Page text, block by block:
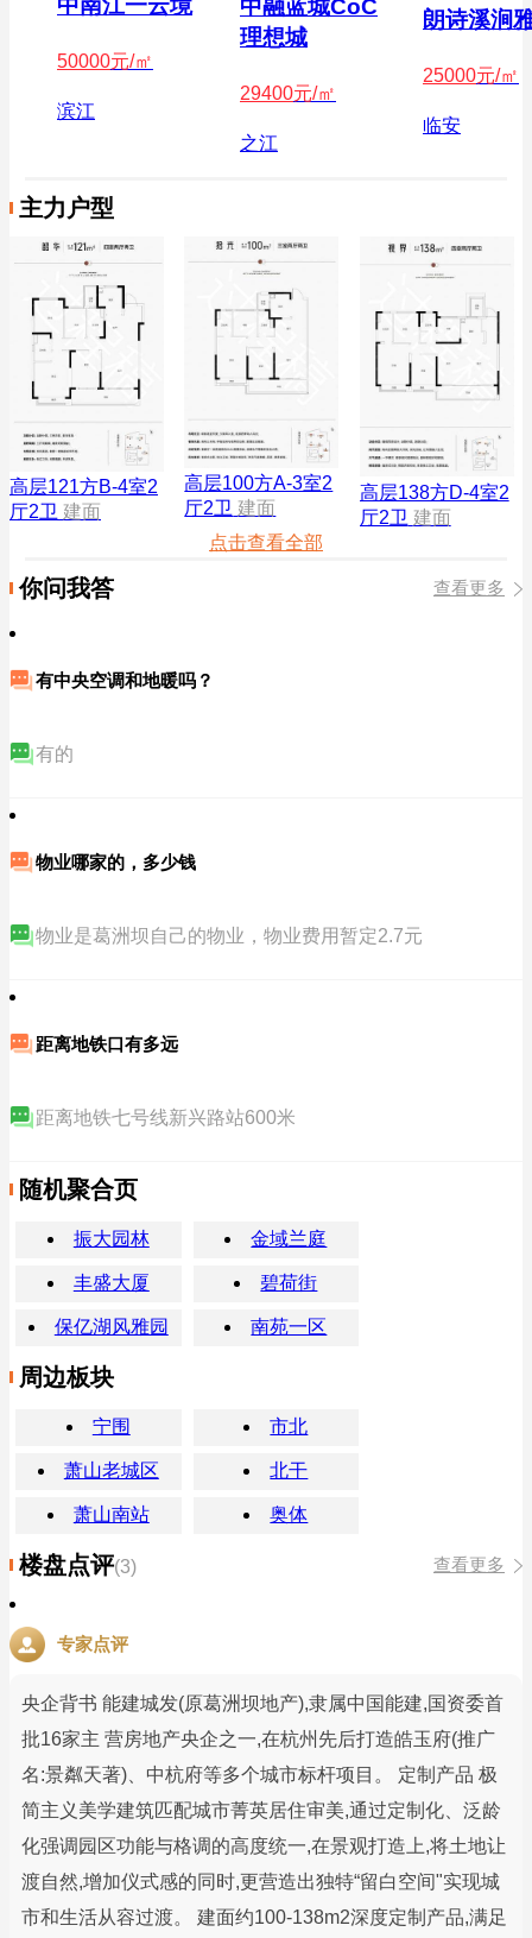
中南江一云境
50000元/㎡
滨江
中融蓝城CoC
理想城
29400元/㎡
之江
朗诗溪涧
25000元/㎡
临安
主力户型
高层121方B-4室2
厅2卫 建面
高层100方A-3室2
厅2卫 建面
高层138方D-4室2
厅2卫 建面
点击查看全部
你问我答 查看更多
有中央空调和地暖吗？
有的
物业哪家的，多少钱
物业是葛洲坝自己的物业，物业费用暂定2.7元
距离地铁口有多远
距离地铁七号线新兴路站600米
随机聚合页
振大园林 金域兰庭
丰盛大厦 碧荷街
保亿湖风雅园 南苑一区
周边板块
宁围 市北
萧山老城区 北干
萧山南站 奥体
楼盘点评(3) 查看更多
专家点评
央企背书 能建城发(原葛洲坝地产),隶属中国能建,国资委首
批16家主 营房地产央企之一,在杭州先后打造皓玉府(推广
名:景粼天著)、中杭府等多个城市标杆项目。 定制产品 极
简主义美学建筑匹配城市菁英居住审美,通过定制化、泛龄
化强调园区功能与格调的高度统一,在景观打造上,将土地让
渡自然,增加仪式感的同时,更营造出独特“留白空间"实现城
市和生活从容过渡。 建面约100-138m2深度定制产品,满足